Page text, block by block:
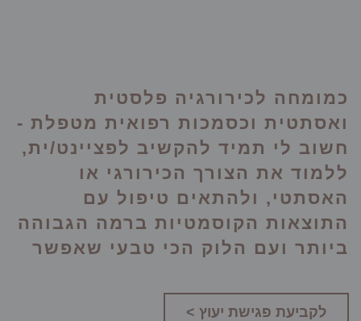
כמומחה לכירורגיה פלסטית
ואסתטית וכסמכות רפואית מטפלת -
חשוב לי תמיד להקשיב לפציינט/ית,
ללמוד את הצורך הכירורגי או
האסתטי, ולהתאים טיפול עם
התוצאות הקוסמטיות ברמה הגבוהה
ביותר ועם הלוק הכי טבעי שאפשר
לקביעת פגישת יעוץ >